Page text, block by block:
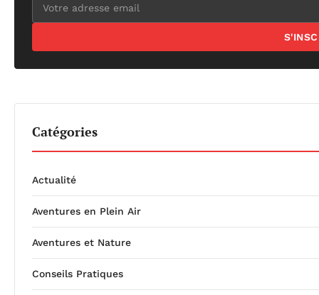
Catégories
Actualité
Aventures en Plein Air
Aventures et Nature
Conseils Pratiques